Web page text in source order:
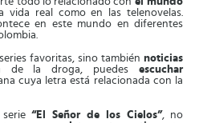
vida real como en las telenovelas.
en este mundo en diferentes
favoritas, sino también noticias
de la droga, puedes escuchar
cuya letra está relacionada con la
“El Señor de los Cielos”, no